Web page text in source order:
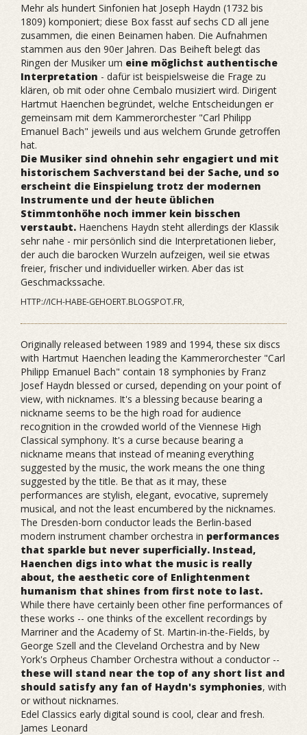
Mehr als hundert Sinfonien hat Joseph Haydn (1732 bis
1809) komponiert; diese Box fasst auf sechs CD all jene
zusammen, die einen Beinamen haben. Die Aufnahmen
stammen aus den 90er Jahren. Das Beiheft belegt das
Ringen der Musiker um eine möglichst authentische
Interpretation - dafür ist beispielsweise die Frage zu
klären, ob mit oder ohne Cembalo musiziert wird. Dirigent
Hartmut Haenchen begründet, welche Entscheidungen er
gemeinsam mit dem Kammerorchester "Carl Philipp
Emanuel Bach" jeweils und aus welchem Grunde getroffen
hat.
Die Musiker sind ohnehin sehr engagiert und mit
historischem Sachverstand bei der Sache, und so
erscheint die Einspielung trotz der modernen
Instrumente und der heute üblichen
Stimmtonhöhe noch immer kein bisschen
verstaubt. Haenchens Haydn steht allerdings der Klassik
sehr nahe - mir persönlich sind die Interpretationen lieber,
der auch die barocken Wurzeln aufzeigen, weil sie etwas
freier, frischer und individueller wirken. Aber das ist
Geschmackssache.
HTTP://ICH-HABE-GEHOERT.BLOGSPOT.FR,
Originally released between 1989 and 1994, these six discs
with Hartmut Haenchen leading the Kammerorchester "Carl
Philipp Emanuel Bach" contain 18 symphonies by Franz
Josef Haydn blessed or cursed, depending on your point of
view, with nicknames. It's a blessing because bearing a
nickname seems to be the high road for audience
recognition in the crowded world of the Viennese High
Classical symphony. It's a curse because bearing a
nickname means that instead of meaning everything
suggested by the music, the work means the one thing
suggested by the title. Be that as it may, these
performances are stylish, elegant, evocative, supremely
musical, and not the least encumbered by the nicknames.
The Dresden-born conductor leads the Berlin-based
modern instrument chamber orchestra in performances
that sparkle but never superficially. Instead,
Haenchen digs into what the music is really
about, the aesthetic core of Enlightenment
humanism that shines from first note to last.
While there have certainly been other fine performances of
these works -- one thinks of the excellent recordings by
Marriner and the Academy of St. Martin-in-the-Fields, by
George Szell and the Cleveland Orchestra and by New
York's Orpheus Chamber Orchestra without a conductor --
these will stand near the top of any short list and
should satisfy any fan of Haydn's symphonies, with
or without nicknames.
Edel Classics early digital sound is cool, clear and fresh.
James Leonard